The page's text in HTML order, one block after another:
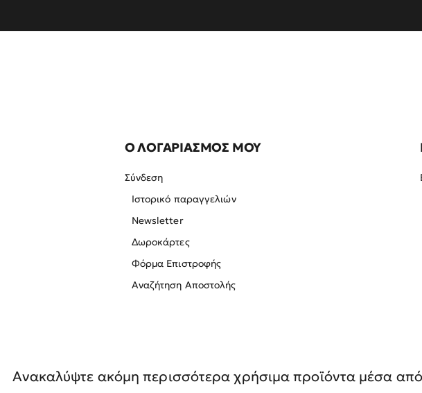
Ο ΛΟΓΑΡΙΑΣΜΟΣ ΜΟΥ
Σύνδεση
Ιστορικό παραγγελιών
Newsletter
Δωροκάρτες
Φόρμα Επιστροφής
Αναζήτηση Αποστολής
Ανακαλύψτε ακόμη περισσότερα χρήσιμα προϊόντα μέσα